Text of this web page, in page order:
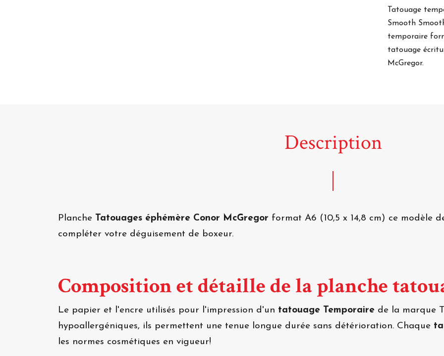
Tatouage
Smooth
temporaire
tatouage
McGregor.
Description
Planche Tatouages éphémère Conor McGregor format A6 (10,5 x 14,8 cm) ce modèle
compléter votre déguisement de boxeur.
Composition et détaille de la planche
Le papier et l'encre utilisés pour l'impression d'un tatouage Temporaire de la marque
hypoallergéniques, ils permettent une tenue longue durée sans détérioration. Chaque
les normes cosmétiques en vigueur!